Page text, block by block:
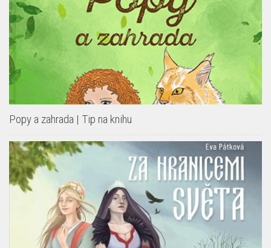
Popy a zahrada | Tip na knihu